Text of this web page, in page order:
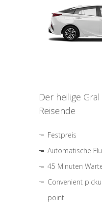
Der heilige
Reisende
Festpreis
Automatische
45 Minuten
Convenient
point